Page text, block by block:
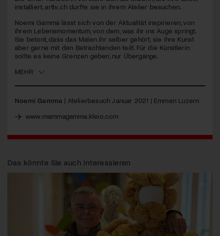
seconds
installiert. arttv.ch durfte sie in ihrem Atelier besuchen.
Noemi Gamma lässt sich von der Aktualität inspirieren, von
ihrem Lebensmomentum, von dem, was ihr ins Auge springt.
Sie betont, dass das Malen ihr selber gehört, sie ihre Kunst
aber gerne mit den Betrachtenden teilt. Für die Künstlerin
sollte es keine Grenzen geben, nur Übergänge.
MEHR
Noemi Gamma | Atelierbesuch Januar 2021 | Emmen Luzern
www.mammagamma.kleio.com
Das könnte Sie auch interessieren
Jetzt Mitglied werden